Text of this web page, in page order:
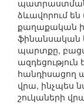
ձևավորում
քաղաքական
ֆինանսական
պարտքը,
հանդիսացող
վրա, ինչպես
շուկաների